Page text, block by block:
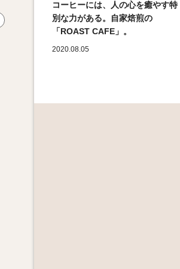
コーヒーには、人の心を癒やす特
別な力がある。自家焙煎の
「ROAST CAFE」。
2020.08.05